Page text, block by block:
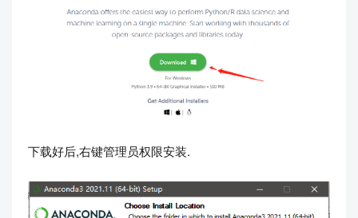
下载好后,右键管理员权限安装.